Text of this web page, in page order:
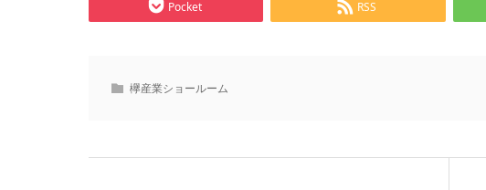
Pocket RSS
欅産業ショールーム